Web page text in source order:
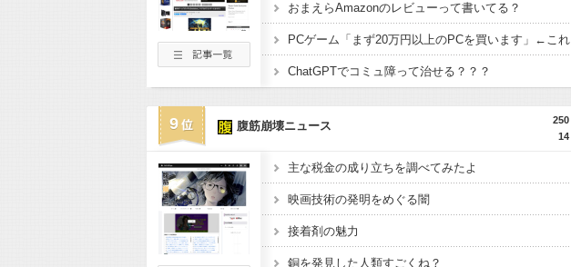
おまえらAmazonのレビューって書いてる？
PCゲーム「まず20万円以上のPCを買います」←これ
ChatGPTでコミュ障って治せる？？？
9
250
14
腹筋崩壊ニュース
主な税金の成り立ちを調べてみたよ
映画技術の発明をめぐる闇
接着剤の魅力
銅を発見した人類すごくね？